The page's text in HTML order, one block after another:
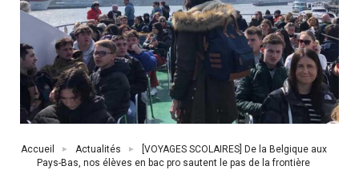
Fil
d'Ariane
Accueil Actualités
[VOYAGES SCOLAIRES] De la Belgique aux
Pays-Bas, nos élèves en bac pro sautent le pas de la frontière